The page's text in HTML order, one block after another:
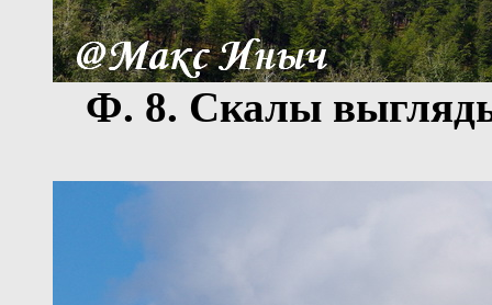
Ф. 8. Скалы